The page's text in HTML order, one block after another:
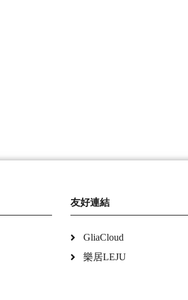
友好連結
GliaCloud
樂居LEJU